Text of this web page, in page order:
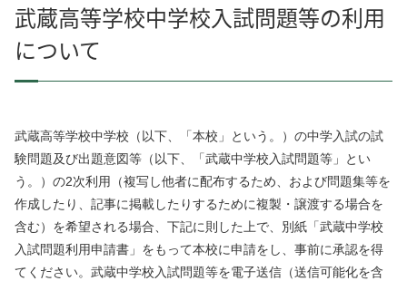
武蔵高等学校中学校入試問題等の利用
について
武蔵高等学校中学校（以下、「本校」という。）の中学入試の試
験問題及び出題意図等（以下、「武蔵中学校入試問題等」とい
う。）の2次利用（複写し他者に配布するため、および問題集等を
作成したり、記事に掲載したりするために複製・譲渡する場合を
含む）を希望される場合、下記に則した上で、別紙「武蔵中学校
入試問題利用申請書」をもって本校に申請をし、事前に承認を得
てください。武蔵中学校入試問題等を電子送信（送信可能化を含